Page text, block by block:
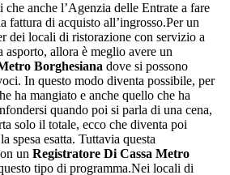
che anche l’Agenzia delle Entrate a fare
fattura di acquisto all’ingrosso.Per un
dei locali di ristorazione con servizio a
allora è meglio avere un
Borghesiana dove si possono
In questo modo diventa possibile, per
ha mangiato e anche quello che ha
quando poi si parla di una cena,
solo il totale, ecco che diventa poi
spesa esatta. Tuttavia questa
un Registratore Di Cassa Metro
tipo di programma.Nei locali di